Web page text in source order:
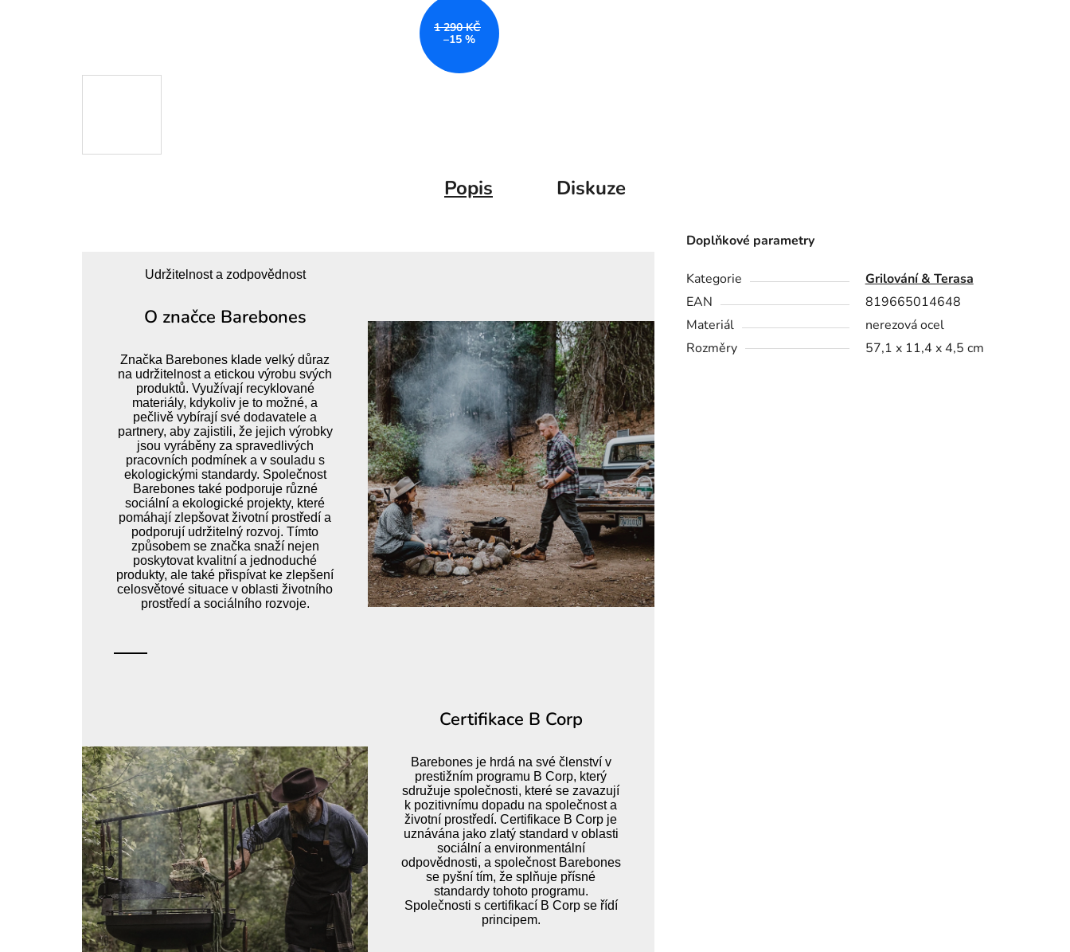
1 290 KČ
–15 %
Popis Diskuze
Udržitelnost a zodpovědnost
O značce Barebones
Značka Barebones klade velký důraz
na udržitelnost a etickou výrobu svých
produktů. Využívají recyklované
materiály, kdykoliv je to možné, a
pečlivě vybírají své dodavatele a
partnery, aby zajistili, že jejich výrobky
jsou vyráběny za spravedlivých
pracovních podmínek a v souladu s
ekologickými standardy. Společnost
Barebones také podporuje různé
sociální a ekologické projekty, které
pomáhají zlepšovat životní prostředí a
podporují udržitelný rozvoj. Tímto
způsobem se značka snaží nejen
poskytovat kvalitní a jednoduché
produkty, ale také přispívat ke zlepšení
celosvětové situace v oblasti životního
prostředí a sociálního rozvoje.
Certifikace B Corp
Barebones je hrdá na své členství v
prestižním programu B Corp, který
sdružuje společnosti, které se zavazují
k pozitivnímu dopadu na společnost a
životní prostředí. Certifikace B Corp je
uznávána jako zlatý standard v oblasti
sociální a environmentální
odpovědnosti, a společnost Barebones
se pyšní tím, že splňuje přísné
standardy tohoto programu.
Společnosti s certifikací B Corp se řídí
principem.
Doplňkové parametry
Kategorie
Grilování & Terasa
EAN
819665014648
Materiál
nerezová ocel
Rozměry
57,1 x 11,4 x 4,5 cm